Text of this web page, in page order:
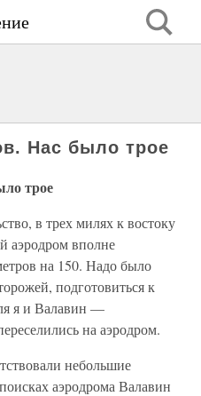
Нас было трое
трое
в трех милях к востоку
аэродром вполне
на 150. Надо было
подготовиться к
я и Валавин —
на аэродром.
небольшие
аэродрома Валавин